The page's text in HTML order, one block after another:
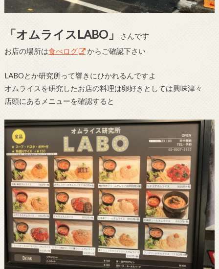
「オムライスLABO」
さんです
お店の場所は食べログ からご確認下さい
LABOとか研究所って響きにひかれるんですよ
オムライスを研究したお店の料理は卵好きとしては興味津々
店頭にあるメニューを確認すると